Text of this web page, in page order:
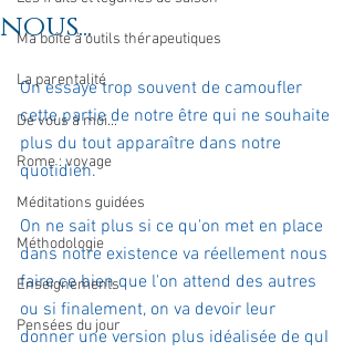
Ma boîte à outils thérapeutiques
La parentalité
De vous à moi...
Rome : voyage
Méditations guidées
Méthodologie
Enseignements
Pensées du jour
nous...
On essaye trop souvent de camoufler
cette partie de notre être qui ne souhaite
plus du tout apparaître dans notre
quotidien.
On ne sait plus si ce qu'on met en place
dans notre existence va réellement nous
faire ce bien que l'on attend des autres
ou si finalement, on va devoir leur
donner une version plus idéalisée de quI